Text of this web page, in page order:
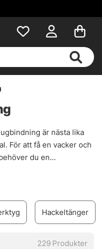
är nästa lika
För att få en vacker och
du en
saxar, trådhållare,
leverantörer i
Gulff, Stonfo och
Hackeltänger
229 Produkter